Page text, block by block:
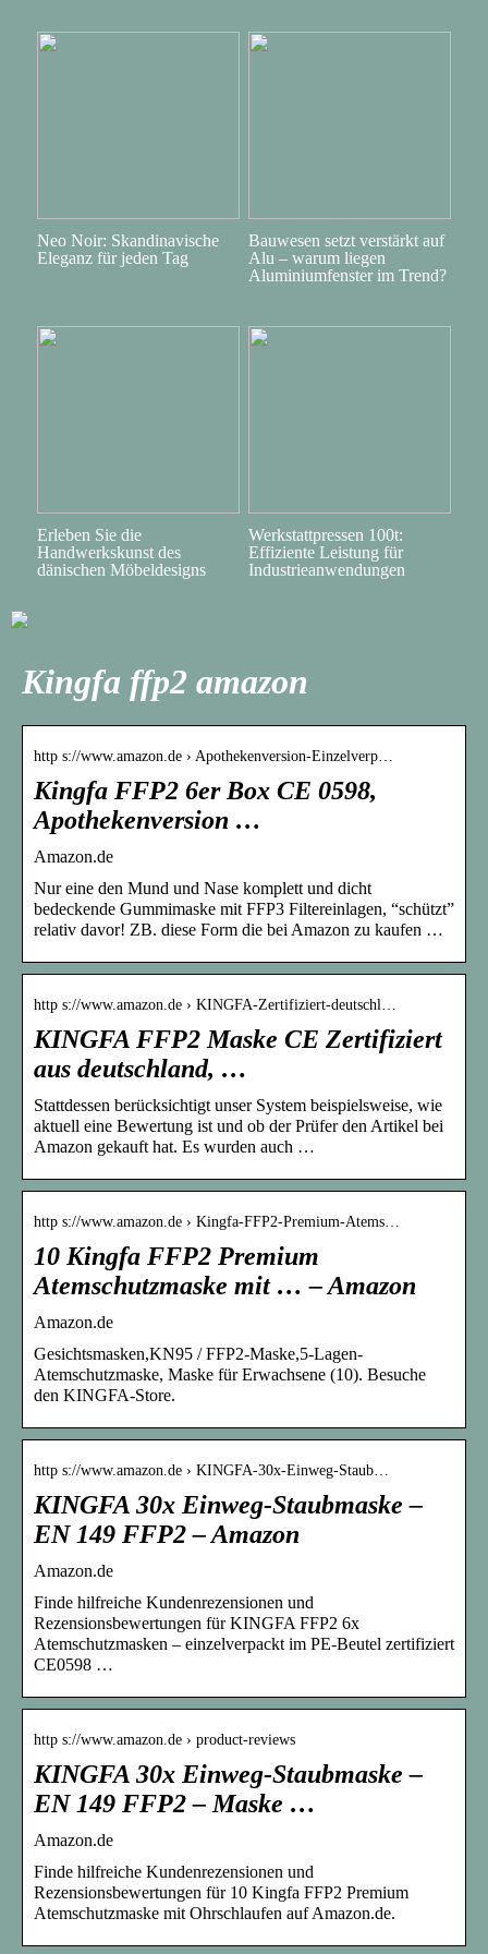
Neo Noir: Skandinavische
Eleganz für jeden Tag
Bauwesen setzt verstärkt auf
Alu – warum liegen
Aluminiumfenster im Trend?
Erleben Sie die
Handwerkskunst des
dänischen Möbeldesigns
Werkstattpressen 100t:
Effiziente Leistung für
Industrieanwendungen
Kingfa ffp2 amazon
http s://www.amazon.de › Apothekenversion-Einzelverp…
Kingfa FFP2 6er Box CE 0598,
Apothekenversion …
Amazon.de
Nur eine den Mund und Nase komplett und dicht
bedeckende Gummimaske mit FFP3 Filtereinlagen, “schützt”
relativ davor! ZB. diese Form die bei Amazon zu kaufen …
http s://www.amazon.de › KINGFA-Zertifiziert-deutschl…
KINGFA FFP2 Maske CE Zertifiziert
aus deutschland, …
Stattdessen berücksichtigt unser System beispielsweise, wie
aktuell eine Bewertung ist und ob der Prüfer den Artikel bei
Amazon gekauft hat. Es wurden auch …
http s://www.amazon.de › Kingfa-FFP2-Premium-Atems…
10 Kingfa FFP2 Premium
Atemschutzmaske mit … – Amazon
Amazon.de
Gesichtsmasken,KN95 / FFP2-Maske,5-Lagen-
Atemschutzmaske, Maske für Erwachsene (10). Besuche
den KINGFA-Store.
http s://www.amazon.de › KINGFA-30x-Einweg-Staub…
KINGFA 30x Einweg-Staubmaske –
EN 149 FFP2 – Amazon
Amazon.de
Finde hilfreiche Kundenrezensionen und
Rezensionsbewertungen für KINGFA FFP2 6x
Atemschutzmasken – einzelverpackt im PE-Beutel zertifiziert
CE0598 …
http s://www.amazon.de › product-reviews
KINGFA 30x Einweg-Staubmaske –
EN 149 FFP2 – Maske …
Amazon.de
Finde hilfreiche Kundenrezensionen und
Rezensionsbewertungen für 10 Kingfa FFP2 Premium
Atemschutzmaske mit Ohrschlaufen auf Amazon.de.